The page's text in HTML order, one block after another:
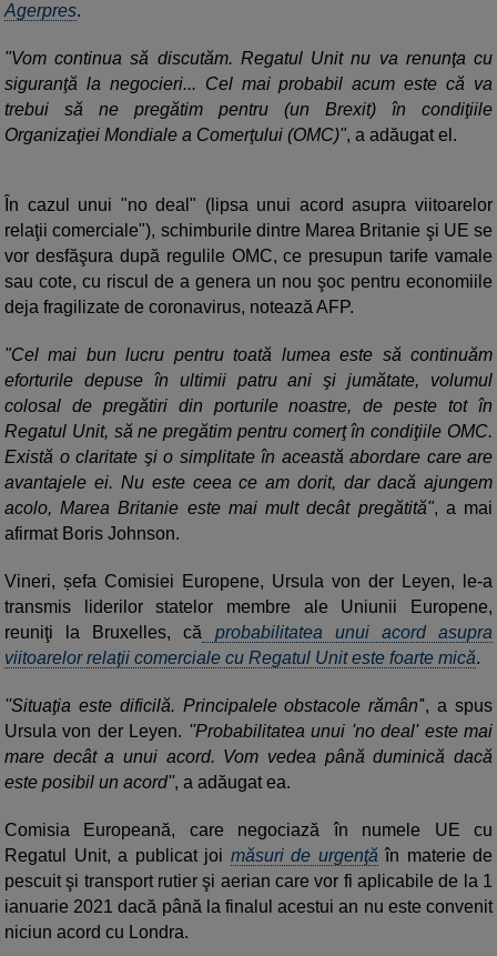
Agerpres.
"Vom continua să discutăm. Regatul Unit nu va renunţa cu
siguranţă la negocieri... Cel mai probabil acum este că va
trebui să ne pregătim pentru (un Brexit) în condiţiile
Organizaţiei Mondiale a Comerţului (OMC)", a adăugat el.
În cazul unui "no deal" (lipsa unui acord asupra viitoarelor
relaţii comerciale"), schimburile dintre Marea Britanie şi UE se
vor desfăşura după regulile OMC, ce presupun tarife vamale
sau cote, cu riscul de a genera un nou şoc pentru economiile
deja fragilizate de coronavirus, notează AFP.
"Cel mai bun lucru pentru toată lumea este să continuăm
eforturile depuse în ultimii patru ani şi jumătate, volumul
colosal de pregătiri din porturile noastre, de peste tot în
Regatul Unit, să ne pregătim pentru comerţ în condiţiile OMC.
Există o claritate şi o simplitate în această abordare care are
avantajele ei. Nu este ceea ce am dorit, dar dacă ajungem
acolo, Marea Britanie este mai mult decât pregătită", a mai
afirmat Boris Johnson.
Vineri, șefa Comisiei Europene, Ursula von der Leyen, le-a
transmis liderilor statelor membre ale Uniunii Europene,
reuniţi la Bruxelles, că probabilitatea unui acord asupra
viitoarelor relaţii comerciale cu Regatul Unit este foarte mică.
''Situaţia este dificilă. Principalele obstacole rămân'', a spus
Ursula von der Leyen. ''Probabilitatea unui 'no deal' este mai
mare decât a unui acord. Vom vedea până duminică dacă
este posibil un acord'', a adăugat ea.
Comisia Europeană, care negociază în numele UE cu
Regatul Unit, a publicat joi măsuri de urgenţă în materie de
pescuit şi transport rutier şi aerian care vor fi aplicabile de la 1
ianuarie 2021 dacă până la finalul acestui an nu este convenit
niciun acord cu Londra.